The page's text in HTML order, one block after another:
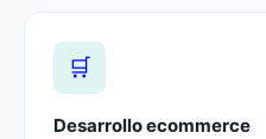
🛒
Desarrollo ecommerce